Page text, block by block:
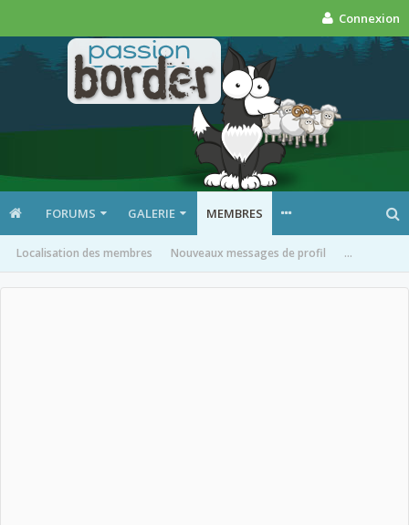
Connexion
FORUMS GALERIE MEMBRES
Localisation des membres Nouveaux messages de profil ...